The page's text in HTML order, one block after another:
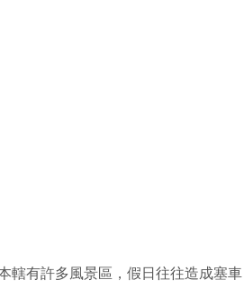
轄有許多風景區，假日往往造成塞